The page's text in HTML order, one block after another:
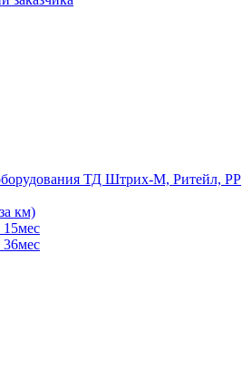
ТД Штрих-М, Ритейл, РР
км)